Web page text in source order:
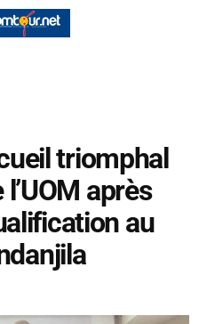
triomphal
après
au